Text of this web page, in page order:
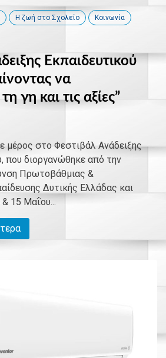
Η ζωή στο Σχολείο Κοινωνία
Εκπαιδευτικού
να
γη και τις αξίες”
μέρος στο Φεστιβάλ Ανάδειξης
που διοργανώθηκε από την
Πρωτοβάθμιας &
Δυτικής Ελλάδας και
15 Μαΐου...